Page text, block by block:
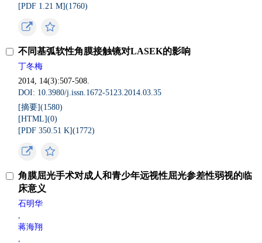
[PDF 1.21 M](1760)
不同基弧软性角膜接触镜对LASEK的影响
丁冬梅
2014, 14(3):507-508.
DOI: 10.3980/j.issn.1672-5123.2014.03.35
[摘要](1580)
[HTML](0)
[PDF 350.51 K](1772)
角膜屈光手术对成人和青少年远视性屈光参差性弱视的临
床意义
石明华
,
蒋海翔
,